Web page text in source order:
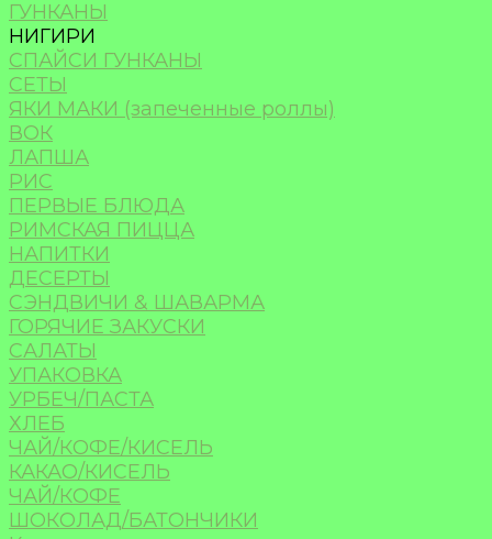
ГУНКАНЫ
НИГИРИ
СПАЙСИ ГУНКАНЫ
СЕТЫ
ЯКИ МАКИ (запеченные роллы)
ВОК
ЛАПША
РИС
ПЕРВЫЕ БЛЮДА
РИМСКАЯ ПИЦЦА
НАПИТКИ
ДЕСЕРТЫ
СЭНДВИЧИ & ШАВАРМА
ГОРЯЧИЕ ЗАКУСКИ
САЛАТЫ
УПАКОВКА
УРБЕЧ/ПАСТА
ХЛЕБ
ЧАЙ/КОФЕ/КИСЕЛЬ
КАКАО/КИСЕЛЬ
ЧАЙ/КОФЕ
ШОКОЛАД/БАТОНЧИКИ